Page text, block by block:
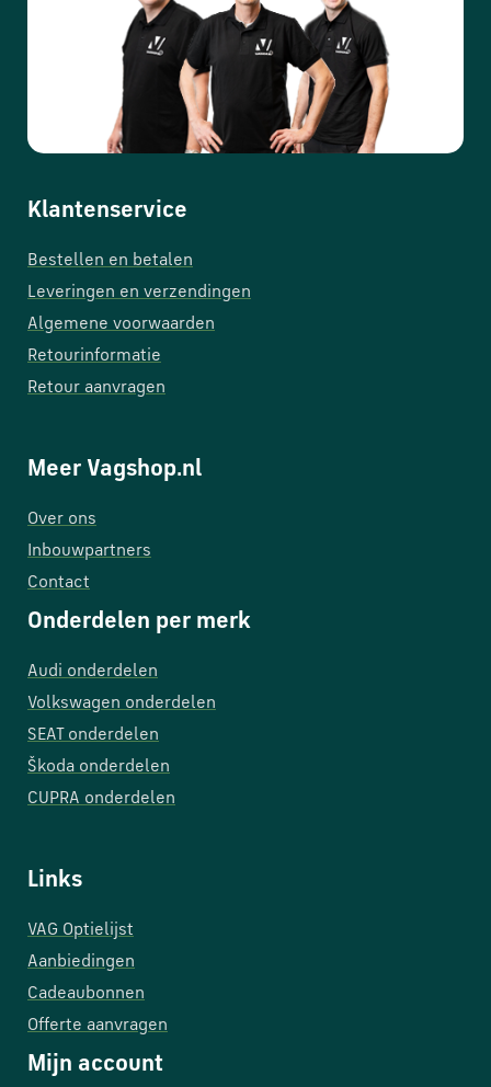
Klantenservice
Bestellen en betalen
Leveringen en verzendingen
Algemene voorwaarden
Retourinformatie
Retour aanvragen
Meer Vagshop.nl
Over ons
Inbouwpartners
Contact
Onderdelen per merk
Audi onderdelen
Volkswagen onderdelen
SEAT onderdelen
Škoda onderdelen
CUPRA onderdelen
Links
VAG Optielijst
Aanbiedingen
Cadeaubonnen
Offerte aanvragen
Mijn account